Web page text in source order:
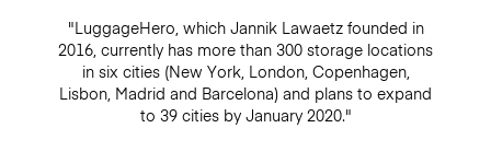
"LuggageHero, which Jannik Lawaetz founded in
2016, currently has more than 300 storage locations
in six cities (New York, London, Copenhagen,
Lisbon, Madrid and Barcelona) and plans to expand
to 39 cities by January 2020."